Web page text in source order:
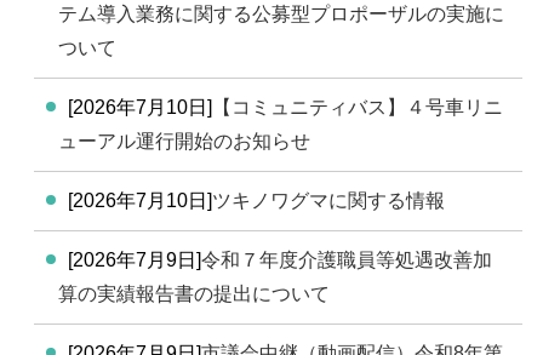
テム導入業務に関する公募型プロポーザルの実施に
ついて
[2026年7月10日]
【コミュニティバス】４号車リニ
ューアル運行開始のお知らせ
[2026年7月10日]ツキノワグマに関する情報
[2026年7月9日]令和７年度介護職員等処遇改善加
算の実績報告書の提出について